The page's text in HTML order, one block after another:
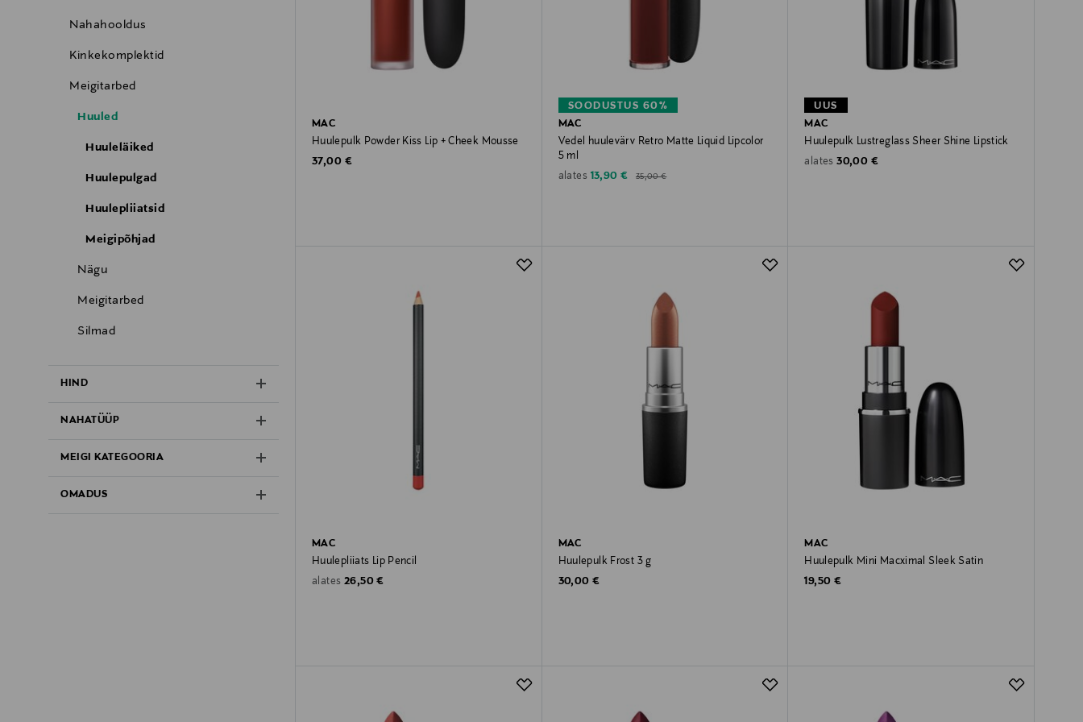
Nahahooldus
Kinkekomplektid
Meigitarbed
Huuled
Huuleläiked
Huulepulgad
Huulepliiatsid
Meigipõhjad
Nägu
Meigitarbed
Silmad
HIND
NAHATÜÜP
MEIGI KATEGOORIA
OMADUS
MAC
Huulepulk Powder Kiss Lip + Cheek Mousse
Original Price
37,00 €
SOODUSTUS 60%
MAC
Vedel huulevärv Retro Matte Liquid Lipcolor
5 ml
alates Discounted Price
13,90 € Original Price
35,00 €
UUS
MAC
Huulepulk Lustreglass Sheer Shine Lipstick
alates Original Price
30,00 €
MAC
Huulepliiats Lip Pencil
alates Original Price
26,50 €
MAC
Huulepulk Frost 3 g
Original Price
30,00 €
MAC
Huulepulk Mini Macximal Sleek Satin
Original Price
19,50 €